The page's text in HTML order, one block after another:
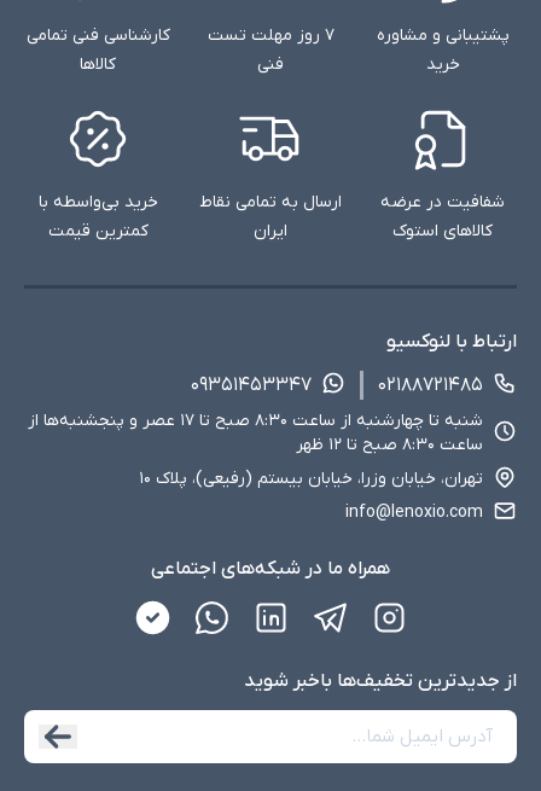
پشتیبانی و مشاوره
خرید
۷ روز مهلت تست
فنی
کارشناسی فنی تمامی
کالاها
شفافیت در عرضه
کالاهای استوک
ارسال به تمامی نقاط
ایران
خرید بی‌واسطه با
کمترین قیمت
ارتباط با لنوکسیو
۰۲۱۸۸۷۲۱۴۸۵
۰۹۳۵۱۴۵۳۳۴۷
شنبه تا چهارشنبه از ساعت ۸:۳۰ صبح تا ۱۷ عصر و پنجشنبه‌ها از
ساعت ۸:۳۰ صبح تا ۱۲ ظهر
تهران، خیابان وزرا، خیابان بیستم (رفیعی)، پلاک ۱۰
info@lenoxio.com
همراه ما در شبکه‌های اجتماعی
از جدید‌ترین تخفیف‌ها با‌خبر شوید